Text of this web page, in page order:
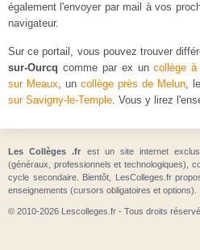
également l'envoyer par mail à vos
navigateur.
Sur ce portail, vous pouvez trouver
sur-Ourcq comme par ex uncollège à
sur Meaux, un collège près de Melun,
sur Savigny-le-Temple. Vous y lirez
Les Collèges .fr est un site internet
(généraux, professionnels et technologiques),
cycle secondaire. Bientôt, LesColleges.fr
enseignements (cursors obligatoires et options).
© 2010-2026 Lescolleges.fr - Tous droits